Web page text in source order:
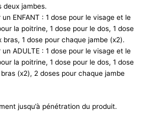
deux jambes.
ENFANT : 1 dose pour le visage et le
la poitrine, 1 dose pour le dos, 1 dose
bras, 1 dose pour chaque jambe (x2).
ADULTE : 1 dose pour le visage et le
la poitrine, 1 dose pour le dos, 1 dose
(x2), 2 doses pour chaque jambe
jusqu’à pénétration du produit.